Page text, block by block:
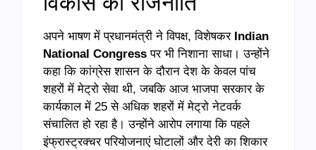
अपने भाषण में प्रधानमंत्री ने विपक्ष, विशेषकर Indian
National Congress पर भी निशाना साधा। उन्होंने
कहा कि कांग्रेस शासन के दौरान देश के केवल पांच
शहरों में मेट्रो सेवा थी, जबकि आज भाजपा सरकार के
कार्यकाल में 25 से अधिक शहरों में मेट्रो नेटवर्क
संचालित हो रहा है। उन्होंने आरोप लगाया कि पहले
इंफ्रास्ट्रक्चर परियोजनाएं घोटालों और देरी का शिकार